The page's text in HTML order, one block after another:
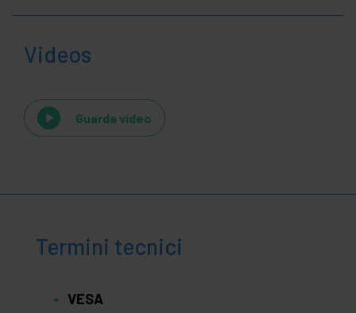
Videos
Guarda video
Termini tecnici
VESA